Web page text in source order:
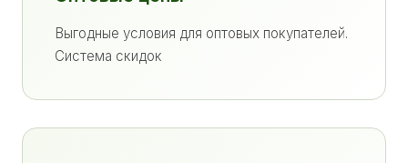
Выгодные условия для оптовых покупателей.
Система скидок